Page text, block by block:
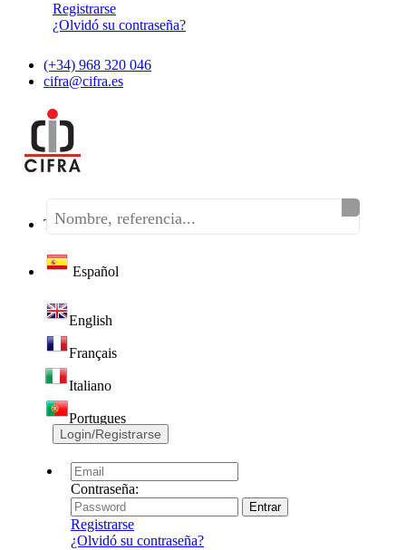
Registrarse
¿Olvidó su contraseña?
(+34) 968 320 046
cifra@cifra.es
Teléfono:(+34) 968 320 046
Español
English
Français
Italiano
Portugues
Login/Registrarse
Contraseña:
Registrarse
¿Olvidó su contraseña?